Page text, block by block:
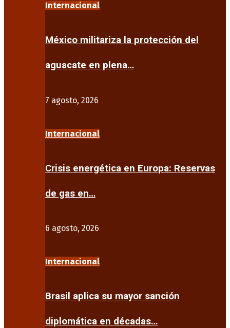
Internacional
México militariza la protección del
aguacate en plena…
7 agosto, 2026
Internacional
Crisis energética en Europa: Reservas
de gas en…
6 agosto, 2026
Internacional
Brasil aplica su mayor sanción
diplomática en décadas…